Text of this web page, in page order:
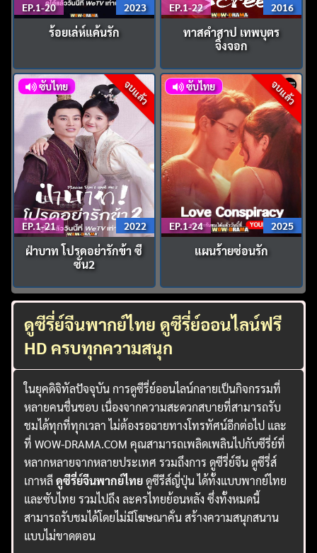
EP.1-20 2023
ร้อยเล่ห์แค้นรัก
EP.1-22 2016
ทาสคำสาป เทพบุตร
จิ้งจอก
จบแล้ว
ซับไทย
EP.1-21 2022
ฝ่าบาท โปรดอย่ารักข้า ซี
ซั่น2
จบแล้ว
ซับไทย
EP.1-24 2025
แผนร้ายซ่อนรัก
ดูซีรี่ย์จีนพากย์ไทย ดูซีรี่ย์ออนไลน์ฟรี
HD ครบทุกความสนุก
ในยุคดิจิทัลปัจจุบัน การดูซีรี่ย์ออนไลน์กลายเป็นกิจกรรมที่
หลายคนชื่นชอบ เนื่องจากความสะดวกสบายที่สามารถรับ
ชมได้ทุกที่ทุกเวลา ไม่ต้องรอฉายทางโทรทัศน์อีกต่อไป และ
ที่ WOW-DRAMA.COM คุณสามารถเพลิดเพลินไปกับซีรี่ย์ที่
หลากหลายจากหลายประเทศ รวมถึงการ ดูซีรี่ย์จีน ดูซีรี่ส์
เกาหลีดูซีรี่ย์จีนพากย์ไทยดูซีรีส์ญี่ปุ่น ได้ทั้งแบบพากย์ไทย
และซับไทย รวมไปถึง ละครไทยย้อนหลัง ซึ่งทั้งหมดนี้
สามารถรับชมได้โดยไม่มีโฆษณาคั่น สร้างความสนุกสนาน
แบบไม่ขาดตอน